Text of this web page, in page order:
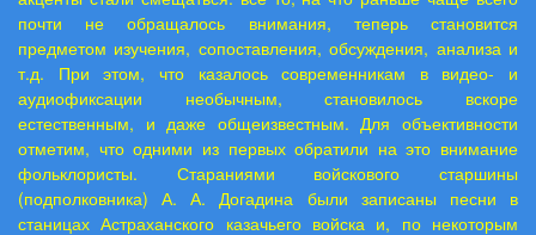
почти не обращалось внимания, теперь становится
предметом изучения, сопоставления, обсуждения, анализа и
т.д. При этом, что казалось современникам в видео- и
аудиофиксации необычным, становилось вскоре
естественным, и даже общеизвестным. Для объективности
отметим, что одними из первых обратили на это внимание
фольклористы. Стараниями войскового старшины
(подполковника) А. А. Догадина были записаны песни в
станицах Астраханского казачьего войска и, по некоторым